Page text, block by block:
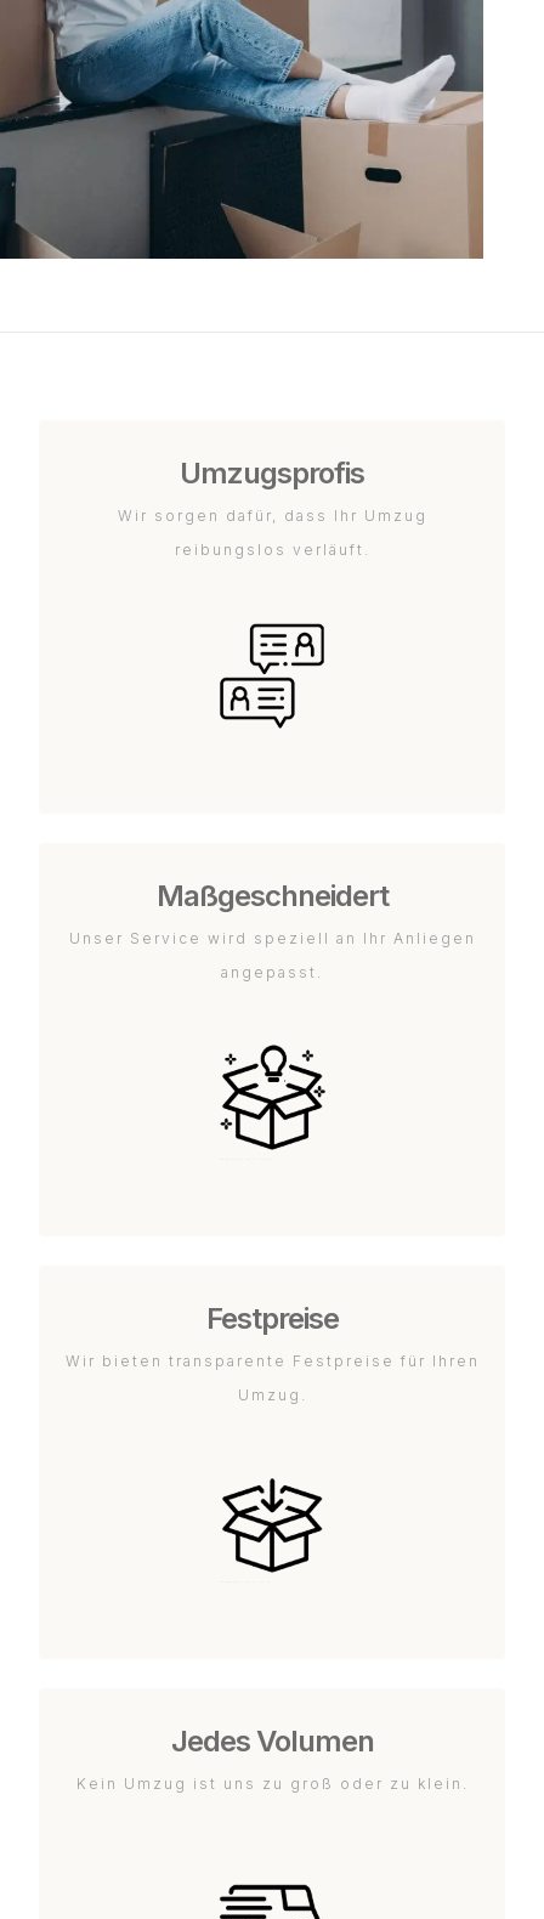
Umzugsprofis
Wir sorgen dafür, dass Ihr Umzug
reibungslos verläuft.
Maßgeschneidert
Unser Service wird speziell an Ihr Anliegen
angepasst.
Festpreise
Wir bieten transparente Festpreise für Ihren
Umzug.
Jedes Volumen
Kein Umzug ist uns zu groß oder zu klein.